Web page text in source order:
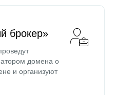
брокер»
домена о
и организуют